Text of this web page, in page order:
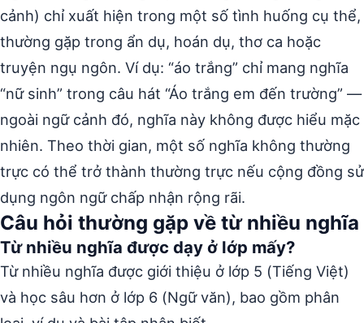
cảnh) chỉ xuất hiện trong một số tình huống cụ thể,
thường gặp trong ẩn dụ, hoán dụ, thơ ca hoặc
truyện ngụ ngôn. Ví dụ: “áo trắng” chỉ mang nghĩa
“nữ sinh” trong câu hát “Áo trắng em đến trường” —
ngoài ngữ cảnh đó, nghĩa này không được hiểu mặc
nhiên. Theo thời gian, một số nghĩa không thường
trực có thể trở thành thường trực nếu cộng đồng sử
dụng ngôn ngữ chấp nhận rộng rãi.
Câu hỏi thường gặp về từ nhiều nghĩa
Từ nhiều nghĩa được dạy ở lớp mấy?
Từ nhiều nghĩa được giới thiệu ở lớp 5 (Tiếng Việt)
và học sâu hơn ở lớp 6 (Ngữ văn), bao gồm phân